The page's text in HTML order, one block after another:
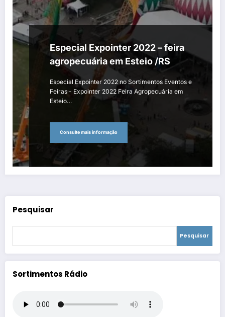
Especial Expointer 2022 – feira
agropecuária em Esteio /RS
Especial Expointer 2022 no Sortimentos Eventos e
Feiras - Expointer 2022 Feira Agropecuária em
Esteio…
Consulte mais informação
Pesquisar
Pesquisar
Sortimentos Rádio